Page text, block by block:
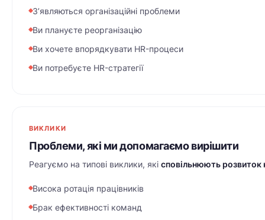
З’являються організаційні проблеми
Ви плануєте реорганізацію
Ви хочете впорядкувати HR-процеси
Ви потребуєте HR-стратегії
ВИКЛИКИ
Проблеми, які ми допомагаємо вирішити
Реагуємо на типові виклики, які сповільнюють розвиток
Висока ротація працівників
Брак ефективності команд